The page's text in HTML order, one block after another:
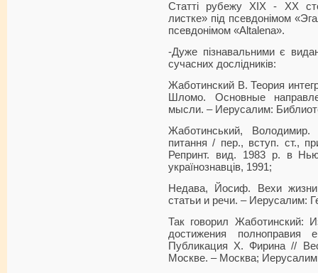
Статті рубежу XIX - XX
листке» під псевдонімом
псевдонімом «Altalena».
-Дуже пізнавальними є
сучасних дослідників:
Жаботинский В. Теория
Шломо. Основные
мысли. – Иерусалим:
Жаботинський, Володимир.
питання / пер., вступ. ст.,
Репринт. вид. 1983 р. в
українознавців, 1991;
Недава, Йосиф. Вехи
статьи и речи. – Иерусалим:
Так говорил Жаботинский:
достижения
Публикация Х. Фирина //
Москве. – Москва;